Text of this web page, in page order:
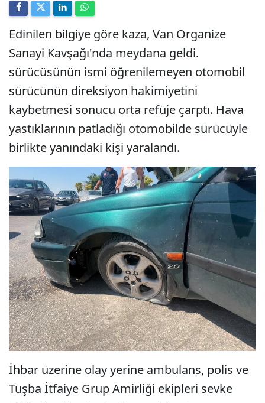
Edinilen bilgiye göre kaza, Van Organize
Sanayi Kavşağı'nda meydana geldi.
sürücüsünün ismi öğrenilemeyen otomobil
sürücünün direksiyon hakimiyetini
kaybetmesi sonucu orta refüje çarptı. Hava
yastıklarının patladığı otomobilde sürücüyle
birlikte yanındaki kişi yaralandı.
İhbar üzerine olay yerine ambulans, polis ve
Tuşba İtfaiye Grup Amirliği ekipleri sevke